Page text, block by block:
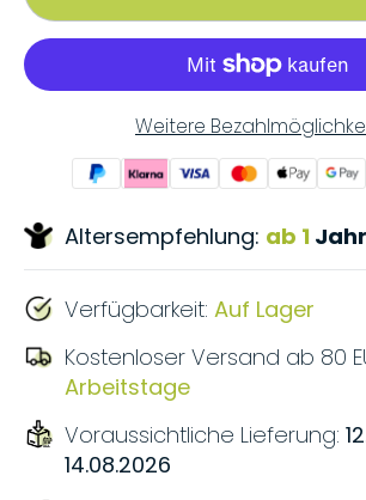
Weitere
Altersempfehlung: ab 1 Jahr
Verfügbarkeit: Auf Lager
Kostenloser Versand ab 80
Arbeitstage
Voraussichtliche Lieferung:
14.08.2026